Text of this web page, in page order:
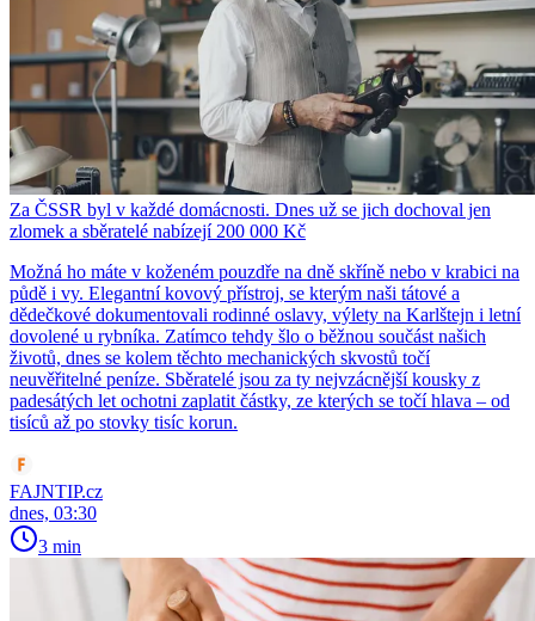
Za ČSSR byl v každé domácnosti. Dnes už se jich dochoval jen
zlomek a sběratelé nabízejí 200 000 Kč
Možná ho máte v koženém pouzdře na dně skříně nebo v krabici na
půdě i vy. Elegantní kovový přístroj, se kterým naši tátové a
dědečkové dokumentovali rodinné oslavy, výlety na Karlštejn i letní
dovolené u rybníka. Zatímco tehdy šlo o běžnou součást našich
životů, dnes se kolem těchto mechanických skvostů točí
neuvěřitelné peníze. Sběratelé jsou za ty nejvzácnější kousky z
padesátých let ochotni zaplatit částky, ze kterých se točí hlava – od
tisíců až po stovky tisíc korun.
FAJNTIP.cz
dnes, 03:30
3 min